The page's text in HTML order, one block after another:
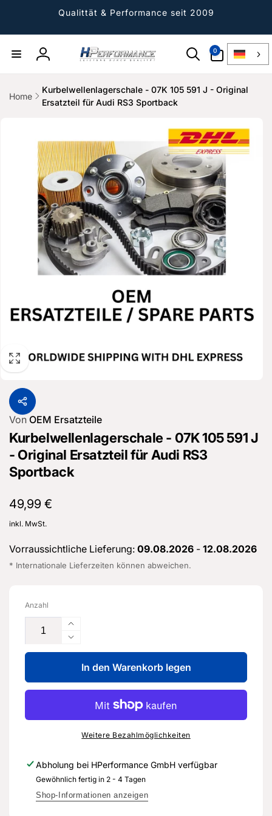
Qualittät & Performance seit 2009
Einloggen
0
Artikel
Home
Kurbelwellenlagerschale - 07K 105 591 J - Original
Ersatzteil für Audi RS3 Sportback
Von OEM Ersatzteile
Kurbelwellenlagerschale - 07K 105 591 J
- Original Ersatzteil für Audi RS3
Sportback
Normaler
Preis
49,99 €
inkl. MwSt.
Vorraussichtliche Lieferung: 09.08.2026 - 12.08.2026
* Internationale Lieferzeiten können abweichen.
Anzahl
Erhöhe
die
Menge
für
Kurbelwellenlagerschale
-
105
591
Original
Ersatzteil
für
Verringere
die
Menge
für
Kurbelwellenlagerschale
07K
105
-
Original
Ersatzteil
In den Warenkorb legen
Weitere Bezahlmöglichkeiten
Abholung bei HPerformance GmbH verfügbar
Gewöhnlich fertig in 2 - 4 Tagen
Shop-Informationen anzeigen